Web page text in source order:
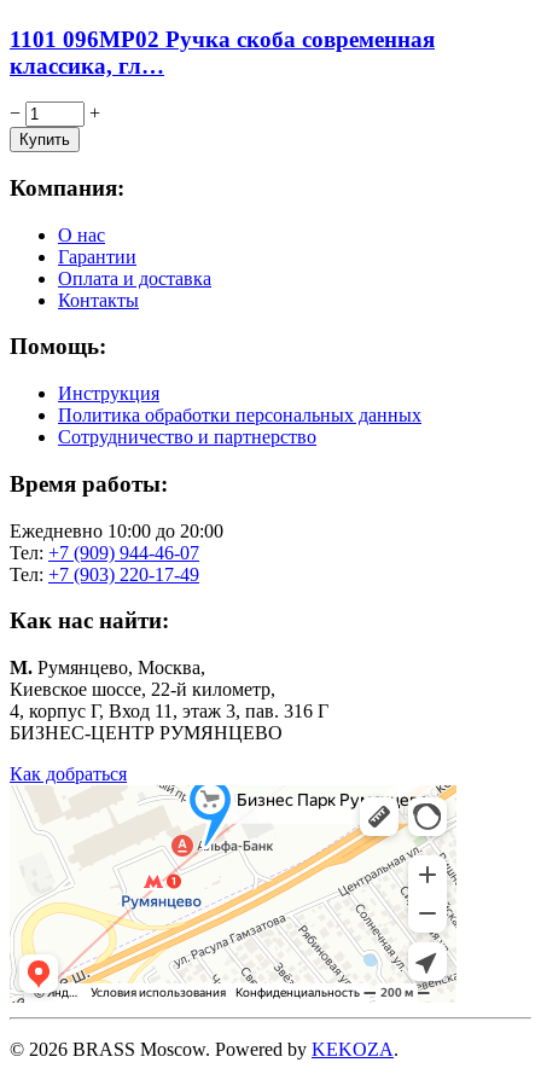
1101 096MP02 Ручка скоба современная
классика, гл…
− +
Компания:
О нас
Гарантии
Оплата и доставка
Контакты
Помощь:
Инструкция
Политика обработки персональных данных
Сотрудничество и партнерство
Время работы:
Ежедневно 10:00 до 20:00
Тел: +7 (909) 944-46-07
Тел: +7 (903) 220-17-49
Как нас найти:
М. Румянцево, Москва,
Киевское шоссе, 22-й километр,
4, корпус Г, Вход 11, этаж 3, пав. 316 Г
БИЗНЕС-ЦЕНТР РУМЯНЦЕВО
Как добраться
© 2026 BRASS Moscow. Powered by KEKOZA.